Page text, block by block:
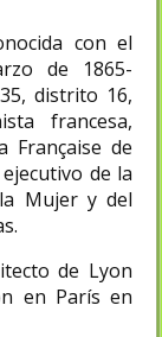
con el
de 1865-
distrito 16,
francesa,
Française de
de la
Mujer y del
de Lyon
en París en